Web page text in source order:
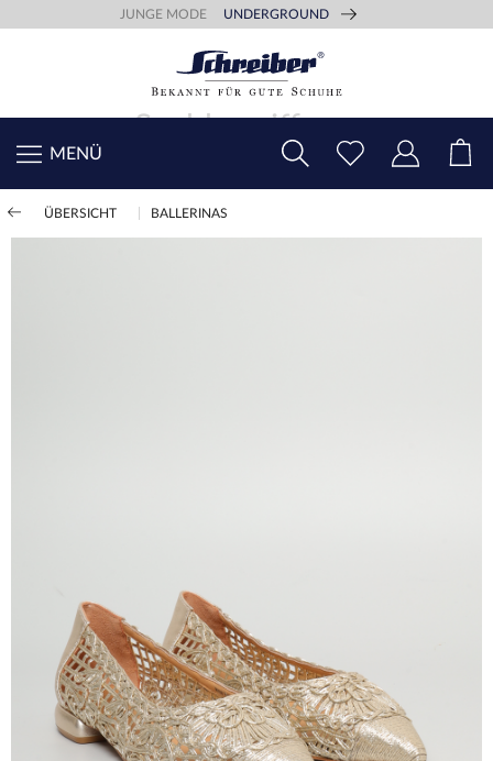
JUNGE MODE UNDERGROUND
MENÜ
ÜBERSICHT BALLERINAS